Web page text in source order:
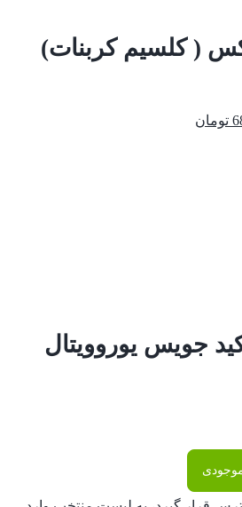
( کلسیم کربنات)
تومان
جویس یوروویتال